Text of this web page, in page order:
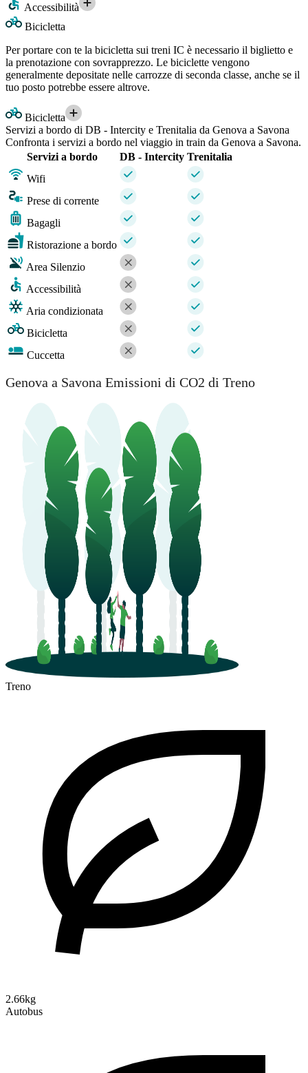
Accessibilità
Bicicletta
Per portare con te la bicicletta sui treni IC è necessario il biglietto e
la prenotazione con sovrapprezzo. Le biciclette vengono
generalmente depositate nelle carrozze di seconda classe, anche se il
tuo posto potrebbe essere altrove.
Bicicletta
Servizi a bordo di DB - Intercity e Trenitalia da Genova a Savona
Confronta i servizi a bordo nel viaggio in train da Genova a Savona.
Servizi a bordo
DB - Intercity Trenitalia
Wifi
Prese di corrente
Bagagli
Ristorazione a bordo
Area Silenzio
Accessibilità
Aria condizionata
Bicicletta
Cuccetta
Genova a Savona Emissioni di CO2 di Treno
Treno
2.66kg
Autobus